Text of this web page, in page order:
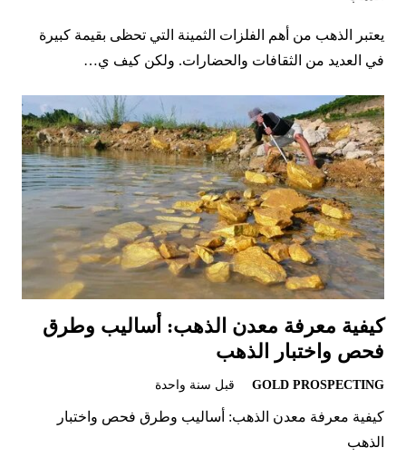
يعتبر الذهب من أهم الفلزات الثمينة التي تحظى بقيمة كبيرة
في العديد من الثقافات والحضارات. ولكن كيف ي…
كيفية معرفة معدن الذهب: أساليب وطرق
فحص واختبار الذهب
GOLD PROSPECTING قبل سنة واحدة
كيفية معرفة معدن الذهب: أساليب وطرق فحص واختبار
الذهب